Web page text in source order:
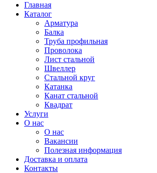
Главная
Каталог
Арматура
Балка
Труба профильная
Проволока
Лист стальной
Швеллер
Стальной круг
Катанка
Канат стальной
Квадрат
Услуги
О нас
О нас
Вакансии
Полезная информация
Доставка и оплата
Контакты